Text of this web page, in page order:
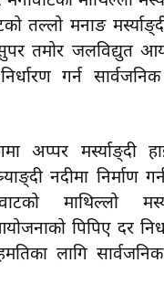
तल्लो मनाङ
तमोर जलविद्युत
गर्न
अप्पर मर्स्याङ्दी
नदीमा निर्माण
माथिल्लो
पिपिए दर
लागि